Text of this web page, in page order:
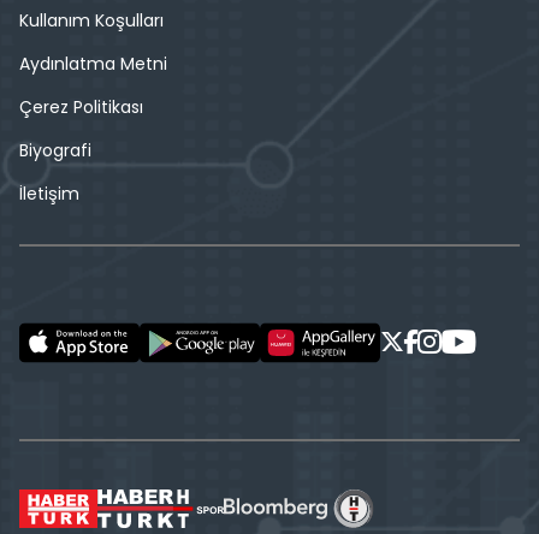
Kullanım Koşulları
Aydınlatma Metni
Çerez Politikası
Biyografi
İletişim